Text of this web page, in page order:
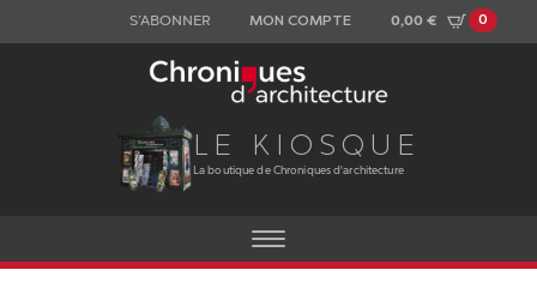
S’ABONNER MON COMPTE 0,00 € 0
LE KIOSQUE
La boutique de Chroniques d'architecture